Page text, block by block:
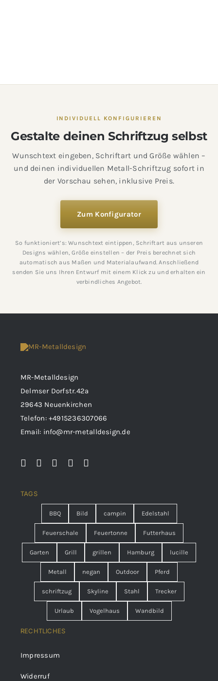
INDIVIDUELL KONFIGURIEREN
Gestalte deinen Schriftzug selbst
Wunschtext eingeben, Schriftart und Größe wählen –
und deinen individuellen Metall-Schriftzug sofort in
der Vorschau sehen, inklusive Preis.
Zum Konfigurator
So funktioniert’s: Wunschtext eintippen, Schriftart aus unseren
Designs wählen, Größe einstellen – der Preis berechnet sich
automatisch aus Maßen und Materialaufwand. Anschließend
senden Sie uns Ihren Entwurf mit einem Klick zu und erhalten ein
verbindliches Angebot.
MR-Metalldesign
Delmser Dorfstr.42a
29643 Neuenkirchen
Telefon:+4915236307066
Email: info@mr-metalldesign.de
TAGS
BBQ Bild campin Edelstahl
Feuerschale Feuertonne Futterhaus
Garten Grill grillen Hamburg lucille
Metall negan Outdoor Pferd
schriftzug Skyline Stahl Trecker
Urlaub Vogelhaus Wandbild
RECHTLICHES
Impressum
Widerruf